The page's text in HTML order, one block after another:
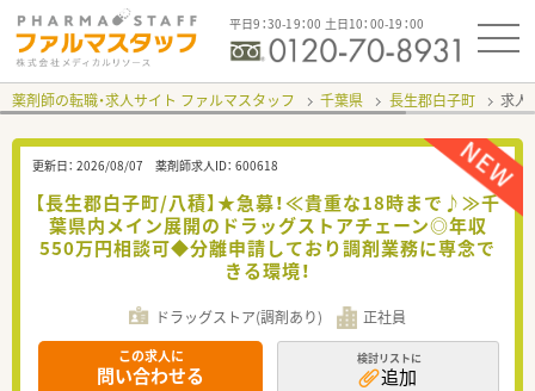
平日9：30-19：00 土日10：00-19：00
薬剤師の転職・求人サイト ファルマスタッフ 千葉県 長生郡白子町 求人
更新日： 2026/08/07 薬剤師求人ID： 600618
【長生郡白子町/八積】★急募！≪貴重な18時まで♪≫千
葉県内メイン展開のドラッグストアチェーン◎年収
550万円相談可◆分離申請しており調剤業務に専念で
きる環境！
ドラッグストア(調剤あり) 正社員
この求人に
問い合わせる
検討リストに
追加